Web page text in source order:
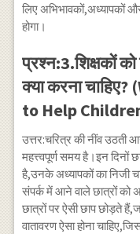
लिए अभिभावकों,अध्यापकों
होगा।
प्रश्न:3.शिक्षकों
क्या करना
to Help
उत्तर:चरित्र की नींव उठती
महत्त्वपूर्ण समय है।इन दिनों
है,उनके अध्यापकों का निजी
संपर्क में आने वाले छात्रों को
छात्रों पर ऐसी छाप छोड़ते
वातावरण ऐसा होना